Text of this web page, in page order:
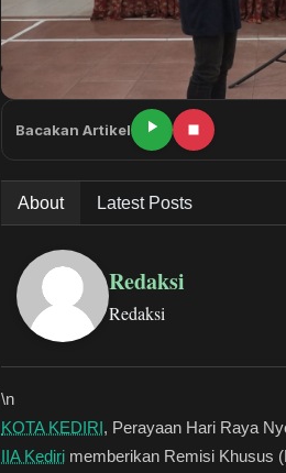
Bacakan Artikel
About Latest Posts
Redaksi
Redaksi
\n
KOTA KEDIRI, Perayaan Hari Raya
IIA Kediri memberikan Remisi Khusus